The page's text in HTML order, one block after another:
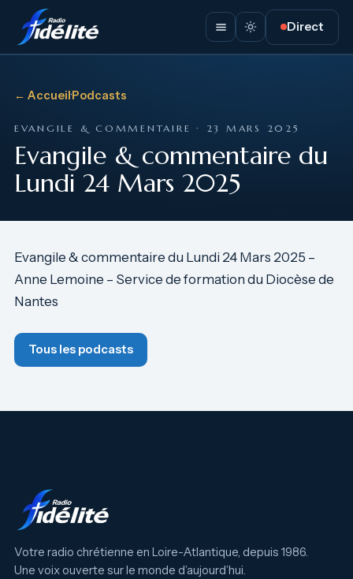
Direct
← Accueil·Podcasts
EVANGILE & COMMENTAIRE · 23 MARS 2025
Evangile & commentaire du
Lundi 24 Mars 2025
Evangile & commentaire du Lundi 24 Mars 2025 –
Anne Lemoine – Service de formation du Diocèse de
Nantes
Tous les podcasts
Votre radio chrétienne en Loire-Atlantique, depuis 1986.
Une voix ouverte sur le monde d’aujourd’hui.